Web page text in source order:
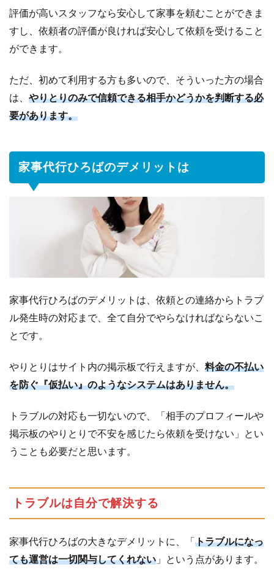
代
行
ひ
ろ
の
記
事
ま
め
評価が高いスタッフなら安心して家事を頼むことができま
すし、依頼者の評価が良ければ安心して依頼を受けること
ができます。
ただ、初めて利用する方も多いので、そういった方の場合
は、 やりとりのみで信頼できる相手かどうかを判断する必
要があります。
家事代行ひろばのデメリットは
家事代行ひろばのデメリットは、依頼との連絡からトラブ
ル発生時の対応まで、全て自分でやらなければならないこ
とです。
やりとりはサイト内の掲示板で行えますが、 料金の不払い
を防ぐ『仮払い』のようなシステムはありません。
トラブルの対応も一切ないので、「相手のプロフィールや
掲示板のやりとりで不安を感じたら依頼を受けない」とい
うことも必要だと思います。
トラブルは自分で解決する
家事代行ひろばの大きなデメリットに、「 トラブルになっ
ても運営は一切関与してくれない 」という点があります。